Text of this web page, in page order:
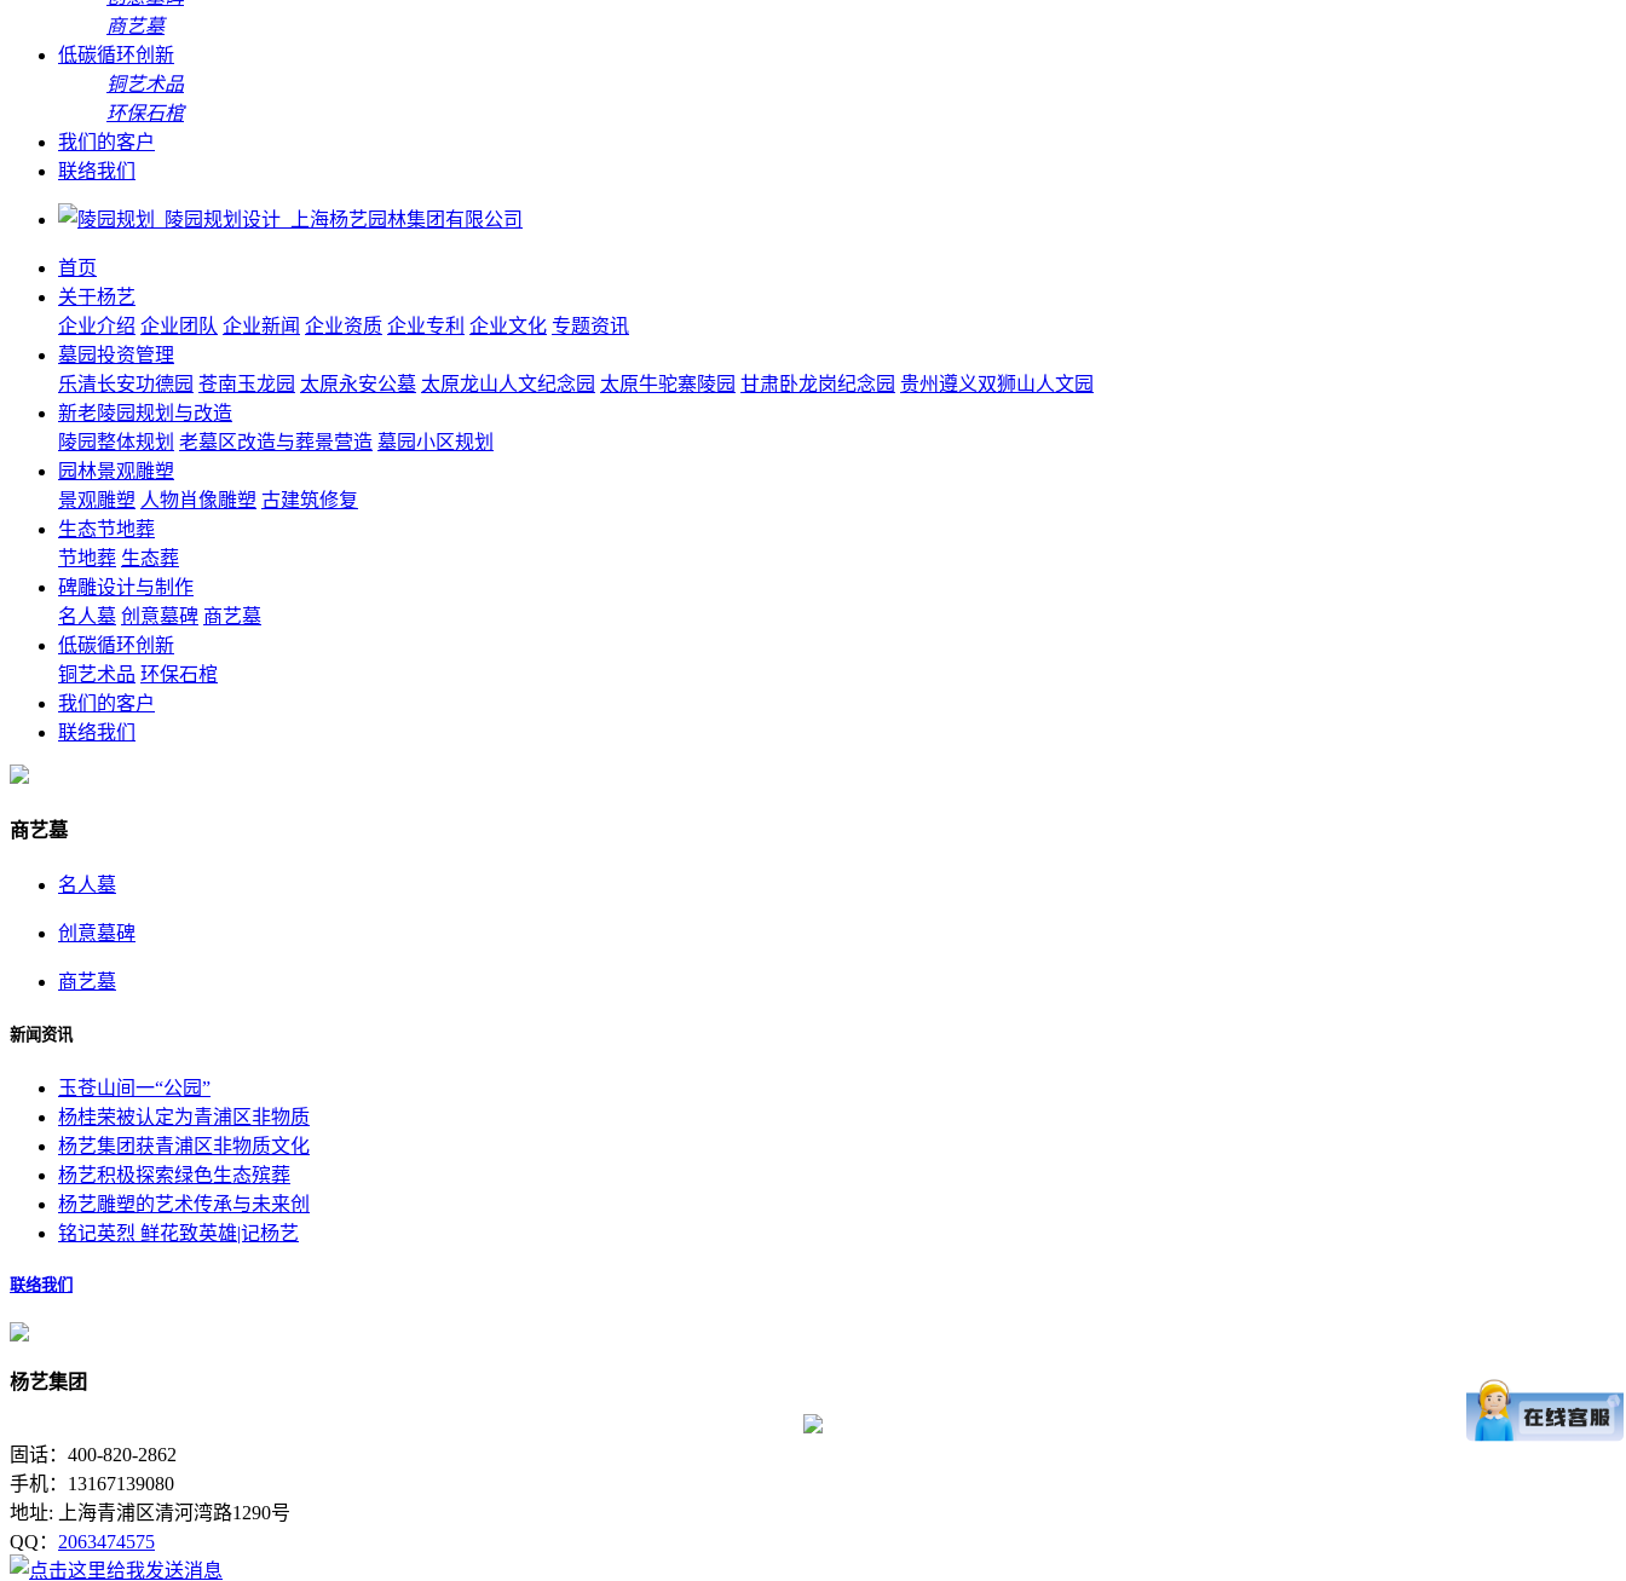
商艺墓
低碳循环创新
铜艺术品
环保石棺
我们的客户
联络我们
首页
关于杨艺
企业介绍 企业团队 企业新闻 企业资质 企业专利 企业文化 专题资讯
墓园投资管理
乐清长安功德园 苍南玉龙园 太原永安公墓 太原龙山人文纪念园 太原牛驼寨陵园 甘肃卧龙岗纪念园 贵州遵义双狮山人文园
新老陵园规划与改造
陵园整体规划 老墓区改造与葬景营造 墓园小区规划
园林景观雕塑
景观雕塑 人物肖像雕塑 古建筑修复
生态节地葬
节地葬 生态葬
碑雕设计与制作
名人墓 创意墓碑 商艺墓
低碳循环创新
铜艺术品 环保石棺
我们的客户
联络我们
商艺墓
名人墓
创意墓碑
商艺墓
新闻资讯
玉苍山间一“公园”
杨桂荣被认定为青浦区非物质
杨艺集团获青浦区非物质文化
杨艺积极探索绿色生态殡葬
杨艺雕塑的艺术传承与未来创
铭记英烈 鲜花致英雄|记杨艺
联络我们
杨艺集团
固话：400-820-2862
手机：13167139080
地址: 上海青浦区清河湾路1290号
QQ： 2063474575